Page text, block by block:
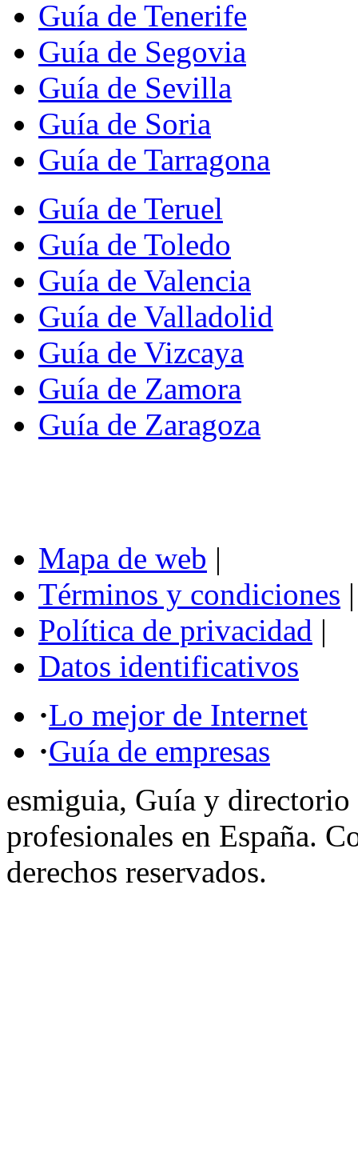
Guía de Tenerife
Guía de Segovia
Guía de Sevilla
Guía de Soria
Guía de Tarragona
Guía de Teruel
Guía de Toledo
Guía de Valencia
Guía de Valladolid
Guía de Vizcaya
Guía de Zamora
Guía de Zaragoza
Mapa de web |
Términos y condiciones |
Política de privacidad |
Datos identificativos
·Lo mejor de Internet
·Guía de empresas
esmiguia, Guía y directorio
profesionales en España.
derechos reservados.